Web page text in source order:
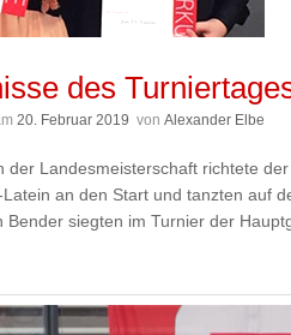
des
20. Februar 2019 von Alexander Elbe
der Landesmeisterschaft richtete
an den Start und tanzten auf
Bender siegten im Turnier der